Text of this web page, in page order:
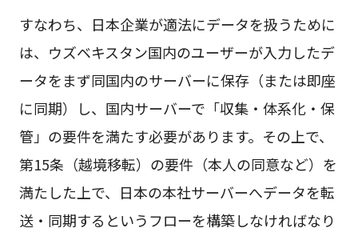
すなわち、日本企業が適法にデータを扱うために
は、ウズベキスタン国内のユーザーが入力したデ
ータをまず同国内のサーバーに保存（または即座
に同期）し、国内サーバーで「収集・体系化・保
管」の要件を満たす必要があります。その上で、
第15条（越境移転）の要件（本人の同意など）を
満たした上で、日本の本社サーバーへデータを転
送・同期するというフローを構築しなければなり